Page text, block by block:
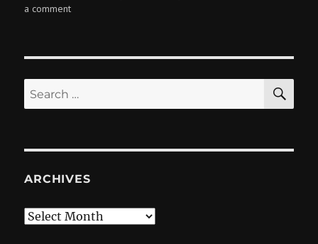
a commenton
сансары
Search
for:
ARCHIVES
Archives